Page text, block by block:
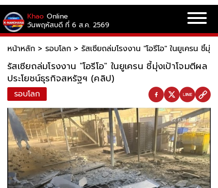
Khao Online
วันพฤหัสบดี ที่ 6 ส.ค. 2569
หน้าหลัก > รอบโลก > รัสเซียถล่มโรงงาน "โอรีโอ" ในยูเครน ชี้มุ่
รัสเซียถล่มโรงงาน "โอรีโอ" ในยูเครน ชี้มุ่งเป้าโจมตีผล
ประโยชน์ธุรกิจสหรัฐฯ (คลิป)
รอบโลก